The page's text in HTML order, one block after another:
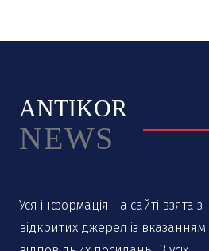
ANTIKOR
NEWS
Уся інформація на сайті взята з
відкритих джерел із вказанням